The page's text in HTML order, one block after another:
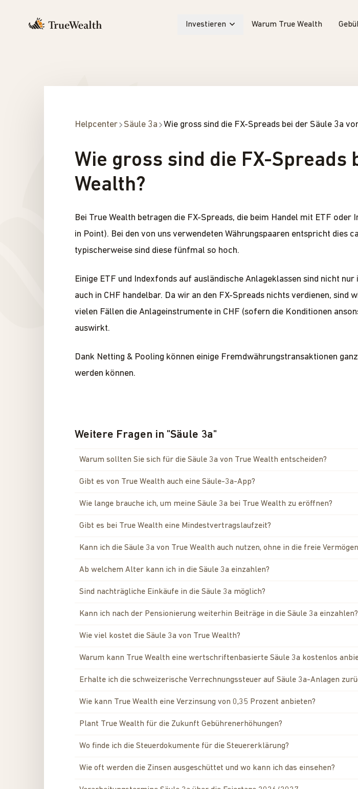
Investieren Warum True Wealth
Helpcenter Säule 3a Wie gross sind die FX-Spreads bei der Säule 3a
Wie gross sind die FX-Spreads
Wealth?
Bei True Wealth betragen die FX-Spreads, die beim Handel mit ETF
in Point). Bei den von uns verwendeten Währungspaaren entspricht dies
typischerweise sind diese fünfmal so hoch.
Einige ETF und Indexfonds auf ausländische Anlageklassen sind nicht
auch in CHF handelbar. Da wir an den FX-Spreads nichts verdienen, sind
vielen Fällen die Anlageinstrumente in CHF (sofern die Konditionen
auswirkt.
Dank Netting & Pooling können einige Fremdwährungstransaktionen
werden können.
Weitere Fragen in "Säule 3a"
Warum sollten Sie sich für die Säule 3a von True Wealth entscheiden?
Gibt es von True Wealth auch eine Säule-3a-App?
Wie lange brauche ich, um meine Säule 3a bei True Wealth zu eröffnen?
Gibt es bei True Wealth eine Mindestvertragslaufzeit?
Kann ich die Säule 3a von True Wealth auch nutzen, ohne in die freie
Ab welchem Alter kann ich in die Säule 3a einzahlen?
Sind nachträgliche Einkäufe in die Säule 3a möglich?
Kann ich nach der Pensionierung weiterhin Beiträge in die Säule 3a einzahlen?
Wie viel kostet die Säule 3a von True Wealth?
Warum kann True Wealth eine wertschriftenbasierte Säule 3a kostenlos
Erhalte ich die schweizerische Verrechnungssteuer auf Säule 3a-Anlagen
Wie kann True Wealth eine Verzinsung von 0,35 Prozent anbieten?
Plant True Wealth für die Zukunft Gebührenerhöhungen?
Wo finde ich die Steuerdokumente für die Steuererklärung?
Wie oft werden die Zinsen ausgeschüttet und wo kann ich das einsehen?